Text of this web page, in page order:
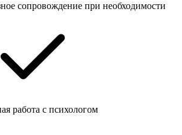
сопровождение при необходимости
работа с психологом